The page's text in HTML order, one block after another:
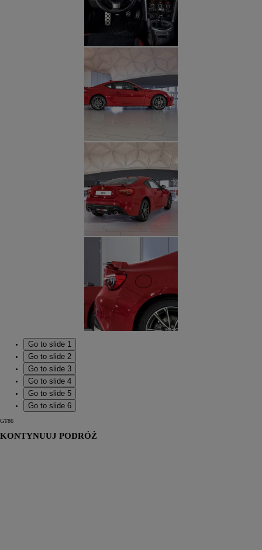
Go to slide 1
Go to slide 2
Go to slide 3
Go to slide 4
Go to slide 5
Go to slide 6
GT86
KONTYNUUJ PODRÓŻ